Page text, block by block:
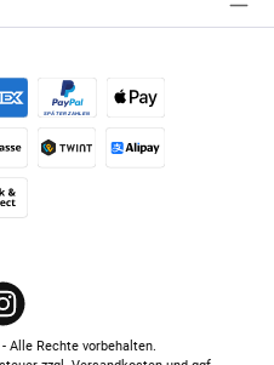
Später BezahlenApple Pay
Vorkasse
Alle Rechte vorbehalten.